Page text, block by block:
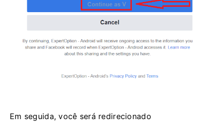
Em seguida, você será redirecionado